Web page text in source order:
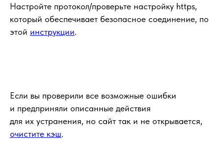
Настройте протокол/проверьте настройку https,
который обеспечивает безопасное соединение, по
этой инструкции.
Если вы проверили все возможные ошибки
и предприняли описанные действия
для их устранения, но сайт так и не открывается,
очистите кэш.